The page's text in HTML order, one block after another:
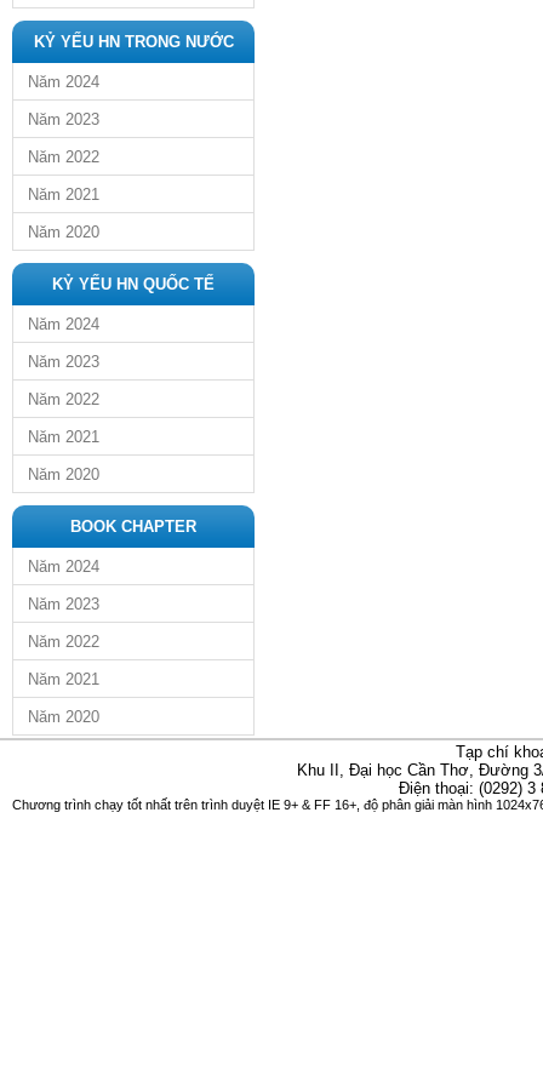
KỶ YẾU HN TRONG NƯỚC
Năm 2024
Năm 2023
Năm 2022
Năm 2021
Năm 2020
KỶ YẾU HN QUỐC TẾ
Năm 2024
Năm 2023
Năm 2022
Năm 2021
Năm 2020
BOOK CHAPTER
Năm 2024
Năm 2023
Năm 2022
Năm 2021
Năm 2020
Tạp chí
Khu II, Đại học Cần Thơ, Đường
Điện thoại: (0292)
Chương trình chạy tốt nhất trên trình duyệt IE 9+ & FF 16+, độ phân giải màn hình